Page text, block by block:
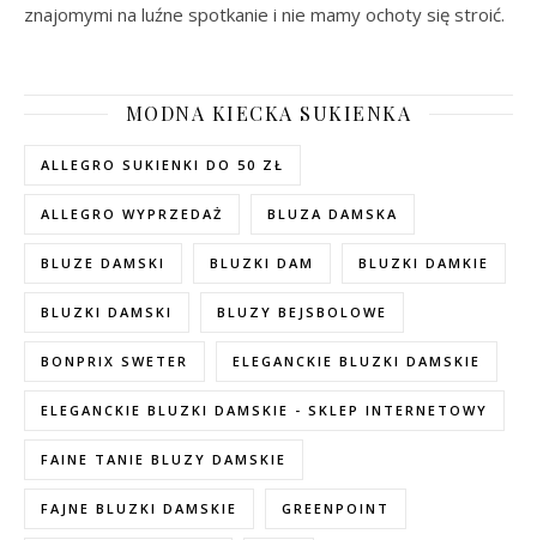
znajomymi na luźne spotkanie i nie mamy ochoty się stroić.
MODNA KIECKA SUKIENKA
ALLEGRO SUKIENKI DO 50 ZŁ
ALLEGRO WYPRZEDAŻ BLUZA DAMSKA
BLUZE DAMSKI BLUZKI DAM BLUZKI DAMKIE
BLUZKI DAMSKI BLUZY BEJSBOLOWE
BONPRIX SWETER ELEGANCKIE BLUZKI DAMSKIE
ELEGANCKIE BLUZKI DAMSKIE - SKLEP INTERNETOWY
FAINE TANIE BLUZY DAMSKIE
FAJNE BLUZKI DAMSKIE GREENPOINT